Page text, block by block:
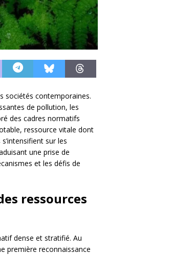
sociétés contemporaines.
de pollution, les
des cadres normatifs
ressource vitale dont
sur les
une prise de
et les défis de
ressources
dense et stratifié. Au
première reconnaissance